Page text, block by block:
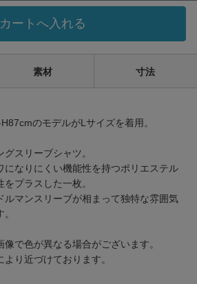
カートへ入れる
素材 寸法
のモデルがLサイズを着用。
グスリーブシャツ。
になりにくい機能性を持つポリエステル
プラスした一枚。
ルマンスリーブが相まって独特な雰囲気
で色が異なる場合がございます。
り近づけております。